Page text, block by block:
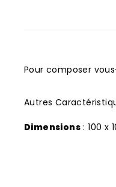
Pour composer
Autres
Dimensions : 100 x